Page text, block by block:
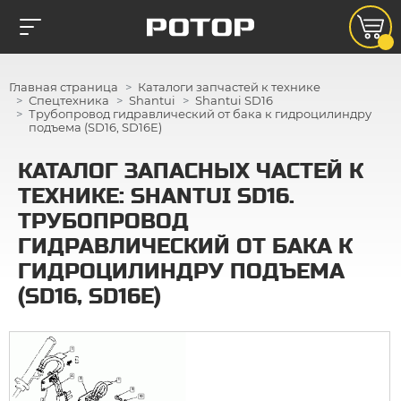
Главная страница
Каталоги запчастей к технике
Спецтехника
Shantui
Shantui SD16
Трубопровод гидравлический от бака к гидроцилиндру
подъема (SD16, SD16E)
КАТАЛОГ ЗАПАСНЫХ ЧАСТЕЙ К
ТЕХНИКЕ: SHANTUI SD16.
ТРУБОПРОВОД
ГИДРАВЛИЧЕСКИЙ ОТ БАКА К
ГИДРОЦИЛИНДРУ ПОДЪЕМА
(SD16, SD16E)
1
1
2
3
4
9
10